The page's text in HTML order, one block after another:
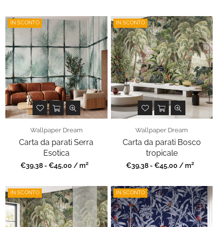
IN SCONTO
Wallpaper Dream
Carta da parati Serra
Esotica
Prezzo
€39,38 - €45,00 / m2
IN SCONTO
Wallpaper Dream
Carta da parati Bosco
tropicale
Prezzo
€39,38 - €45,00 / m2
IN SCONTO IN SCONTO